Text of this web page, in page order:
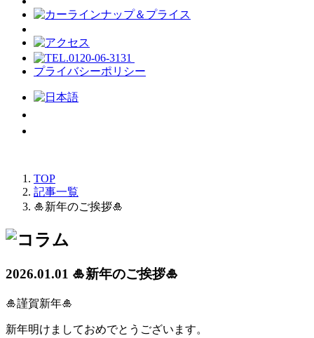
プライバシーポリシー
TOP
記事一覧
🎍新年のご挨拶🎍
2026.01.01 🎍新年のご挨拶🎍
🎍謹賀新年🎍
新年明けましておめでとうございます。